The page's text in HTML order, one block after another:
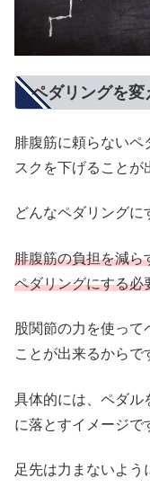
ペダリングを変
腓腹筋に頼らないペ
スクを下げることが
どんなペダリングに
腓腹筋の負担を減ら
ペダリングにする必
股関節の力を使っ
ことが出来るからで
具体的には、ペダル
に落とすイメージで
足先は力まないよう